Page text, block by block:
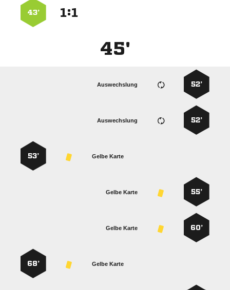
:
43’
45'
52’
Auswechslung
52’
Auswechslung
Gelbe Karte
53’
55’
Gelbe Karte
60’
Gelbe Karte
Gelbe Karte
68’